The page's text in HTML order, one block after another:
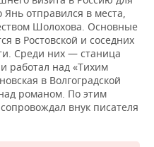
отправился в места,
Шолохова. Основные
в Ростовской и соседних
Среди них — станица
работал над «Тихим
в Волгоградской
романом. По этим
внук писателя